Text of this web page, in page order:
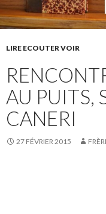
LIRE ECOUTER VOIR
AU PUITS,
CANERI
27 FÉVRIER 2015